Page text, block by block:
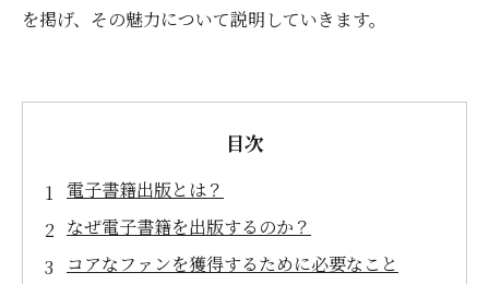
を掲げ、その魅力について説明していきます。
目次
電子書籍出版とは？
なぜ電子書籍を出版するのか？
コアなファンを獲得するために必要なこと